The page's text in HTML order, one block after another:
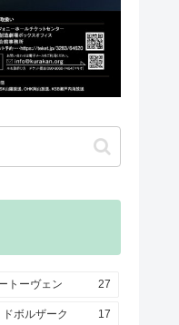
トーヴェン 27
ドボルザーク 17